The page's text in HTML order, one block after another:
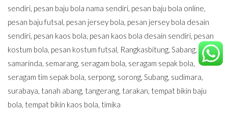
sendiri, pesan baju bola nama sendiri, pesan baju bola online,
pesan baju futsal, pesan jersey bola, pesan jersey bola desain
sendiri, pesan kaos bola, pesan kaos bola desain sendiri, pesan
kostum bola, pesan kostum futsal, Rangkasbitung, Sabang,
samarinda, semarang, seragam bola, seragam sepak bola,
seragam tim sepak bola, serpong, sorong, Subang, sudimara,
surabaya, tanah abang, tangerang, tarakan, tempat bikin baju
bola, tempat bikin kaos bola, timika